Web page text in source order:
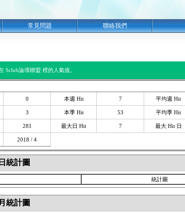
常見問題 聯絡我們
Sclub論壇聯盟 裡的人氣值。
0 本週 Hit 7 平均週 Hit
3 本季 Hit 53 平均季 Hit
281 最大日 Hit 7 最大 Hit 日
2018 / 4
日統計圖
統計圖
月統計圖